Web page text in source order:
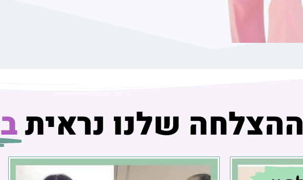
ההצלחה שלנו נראית